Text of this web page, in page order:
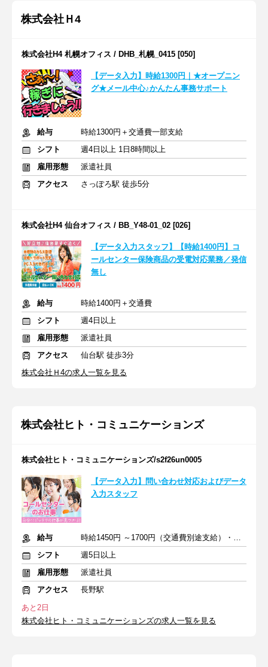
株式会社Ｈ4
株式会社H4 札幌オフィス / DHB_札幌_0415 [050]
【データ入力】時給1300円｜★オープニン
グ★メール中心♪かんたん事務サポート
給与
時給1300円＋交通費一部支給
シフト
週4日以上 1日8時間以上
雇用形態
派遣社員
アクセス
さっぽろ駅 徒歩5分
株式会社H4 仙台オフィス / BB_Y48-01_02 [026]
【データ入力スタッフ】【時給1400円】コ
ールセンター保険商品の受電対応業務／発信
無し
給与
時給1400円＋交通費
シフト
週4日以上
雇用形態
派遣社員
アクセス
仙台駅 徒歩3分
株式会社Ｈ4の求人一覧を見る
株式会社ヒト・コミュニケーションズ
株式会社ヒト・コミュニケーションズ/s2f26un0005
【データ入力】問い合わせ対応およびデータ
入力スタッフ
給与
時給1450円 ～1700円（交通費別途支給）・インセンティブあり
シフト
週5日以上
雇用形態
派遣社員
アクセス
長野駅
あと2日
株式会社ヒト・コミュニケーションズの求人一覧を見る